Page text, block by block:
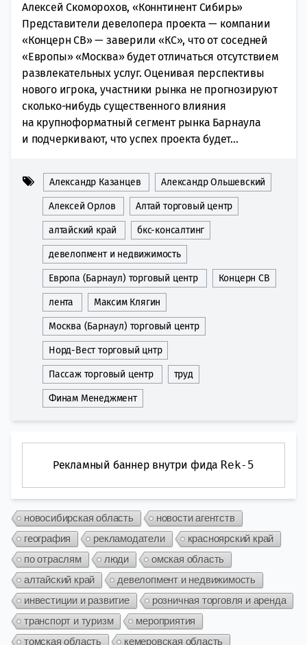
Алексей Скоморохов, «Коннтинент Сибирь»
Представители девелопера проекта — компании
«Концерн СВ» — заверили «КС», что от соседней
«Европы» «Москва» будет отличаться отсутствием
развлекательных услуг. Оценивая перспективы
нового игрока, участники рынка не прогнозируют
сколько-нибудь существенного влияния
на крупноформатный сегмент рынка Барнаула
и подчеркивают, что успех проекта будет...
Александр Казанцев Александр Ольшевский
Алексей Орлов Алтай торговый центр
алтайский край бкс-консалтинг
девелопмент и недвижимость
Европа (Барнаул) торговый центр Концерн СВ
лента Максим Клягин
Москва (Барнаул) торговый центр
Норд-Вест торговый цнтр
Пассаж торговый центр труд
Финам Менеджмент
Рекламный баннер внутри фида Rek-5
новосибирская область
новости агентств
география
рекламодатели
красноярский край
по отраслям
люди
омская область
алтайский край
девелопмент и недвижимость
инвестиции и развитие
розничная торговля и аренда
транспорт и туризм
мероприятия
томская область
кемеровская область